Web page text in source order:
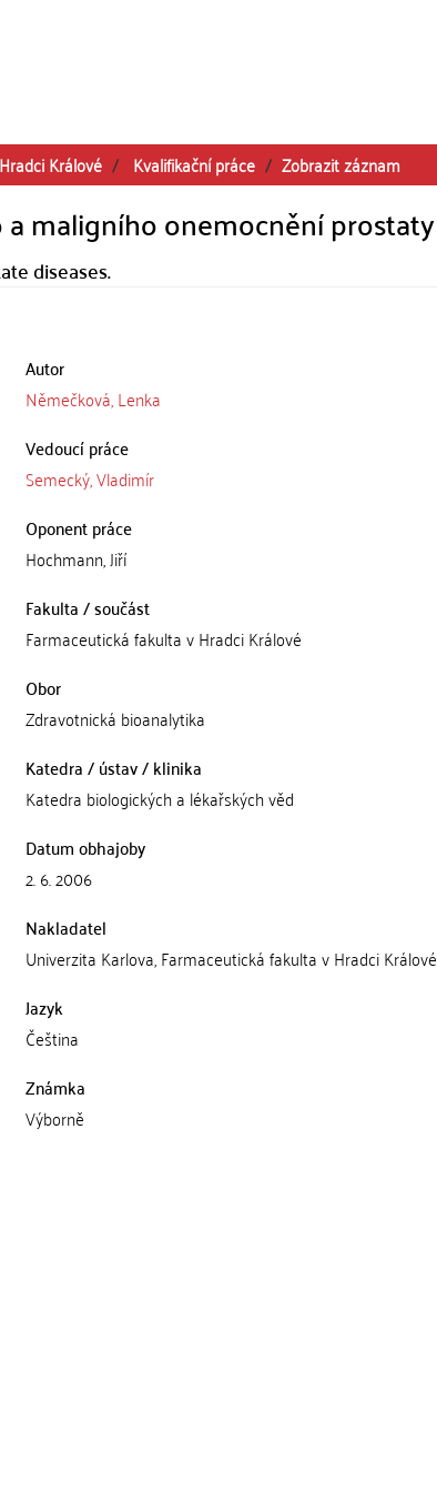
Králové Kvalifikační práce Zobrazit záznam
maligního onemocnění prostaty
diseases.
Autor
Němečková, Lenka
Vedoucí práce
Semecký, Vladimír
Oponent práce
Hochmann, Jiří
Fakulta / součást
Farmaceutická fakulta v Hradci Králové
Obor
Zdravotnická bioanalytika
Katedra / ústav / klinika
Katedra biologických a lékařských věd
Datum obhajoby
2. 6. 2006
Nakladatel
Univerzita Karlova, Farmaceutická fakulta v Hradci Králové
Jazyk
Čeština
Známka
Výborně